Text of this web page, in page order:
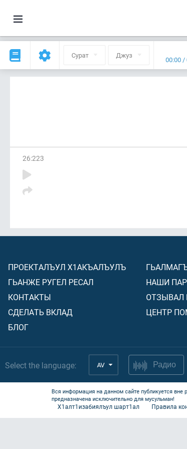
Сурат Джуз 00:00 /
26:223
ПРОЕКТАЛЪУЛ Х1АКЪАЛЪУЛЪ
ГЬАНЖЕ РУГЕЛ РЕСАЛ
КОНТАКТЫ
СДЕЛАТЬ ВКЛАД
БЛОГ
НАШИ
ОТЗЫВАЛ
ЦЕНТР
Select the language: AV Радио
Вся информация на данном сайте публикуется вне
предназначена исключительно для мусульман!
Х1алт1изабиялъул шарт1ал Правила